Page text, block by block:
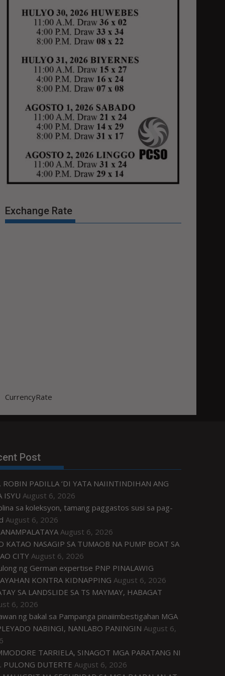
Exchange Rate
CurrencyRate
Post
ROBIN PADILLA ‘DI YATA NAIINTINDIHAN ANG
ISYU August 6, 2026
sa koleksyon, tamang paggastos susi sa pag-
August 6, 2026
August 6, 2026
KATAO NASAGIP SA TUMAOB NA PUMP BOAT SA
CITY August 6, 2026
ng German expertise PNP PINALAWIG
KONTRA KIDNAPPING August 6, 2026
SA LANDSLIDE SA TS MAYMAY, HABAGAT
6, 2026
ng bakal sa Pampanga pinaiimbestigahan MGA
NABINGI, NANLABO PANINGIN August 6,
TARRIELA, SINAGOT MGA PARATANG NI
PULONG DUTERTE August 6, 2026